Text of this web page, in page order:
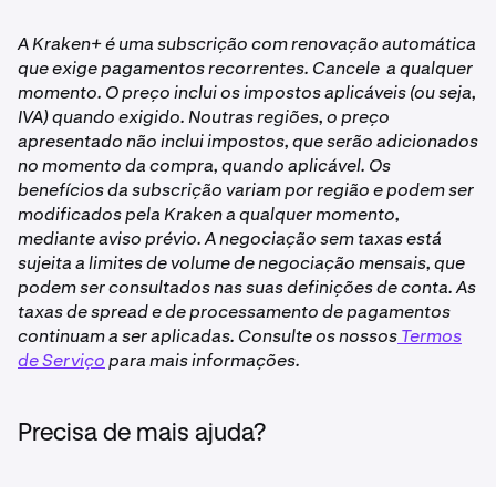
para participar em Drops–deve ter uma conta
individual verificada para ser elegível. Sigaestes
passospara ser verificado na Kraken.
•
A sua subscrição Kraken+ deve estar ativa e em
situação regular, o que significa que não foi
cancelada e está configurada para renovar
normalmente.
Não disponível para clientes no Reino Unido.
A Kraken+ é uma subscrição com renovação automática
que exige pagamentos recorrentes. Cancele a qualquer
momento. O preço inclui os impostos aplicáveis (ou seja,
IVA) quando exigido. Noutras regiões, o preço
apresentado não inclui impostos, que serão adicionados
no momento da compra, quando aplicável. Os
benefícios da subscrição variam por região e podem ser
modificados pela Kraken a qualquer momento,
mediante aviso prévio. A negociação sem taxas está
sujeita a limites de volume de negociação mensais, que
podem ser consultados nas suas definições de conta. As
taxas de spread e de processamento de pagamentos
continuam a ser aplicadas. Consulte os nossosTermos
de Serviçopara mais informações.
Precisa de mais ajuda?